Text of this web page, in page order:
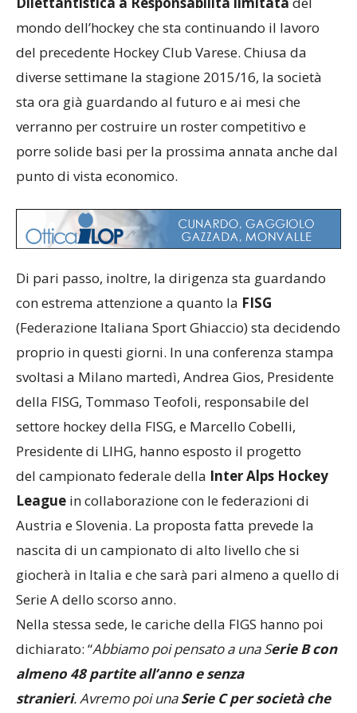
mondo dell’hockey che sta continuando il lavoro
del precedente Hockey Club Varese. Chiusa da
diverse settimane la stagione 2015/16, la società
sta ora già guardando al futuro e ai mesi che
verranno per costruire un roster competitivo e
porre solide basi per la prossima annata anche dal
punto di vista economico.
Di pari passo, inoltre, la dirigenza sta guardando
con estrema attenzione a quanto la FISG
(Federazione Italiana Sport Ghiaccio) sta decidendo
proprio in questi giorni. In una conferenza stampa
svoltasi a Milano martedì, Andrea Gios, Presidente
della FISG, Tommaso Teofoli, responsabile del
settore hockey della FISG, e Marcello Cobelli,
Presidente di LIHG, hanno esposto il progetto
del campionato federale della Inter Alps Hockey
League in collaborazione con le federazioni di
Austria e Slovenia. La proposta fatta prevede la
nascita di un campionato di alto livello che si
giocherà in Italia e che sarà pari almeno a quello di
Serie A dello scorso anno.
Nella stessa sede, le cariche della FIGS hanno poi
dichiarato: “Abbiamo poi pensato a una Serie B con
almeno 48 partite all’anno e senza
stranieri. Avremo poi unaSerie C per società che